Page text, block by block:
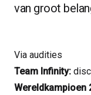
van groot
Via audities
Team Infinity:
Wereldkampioen